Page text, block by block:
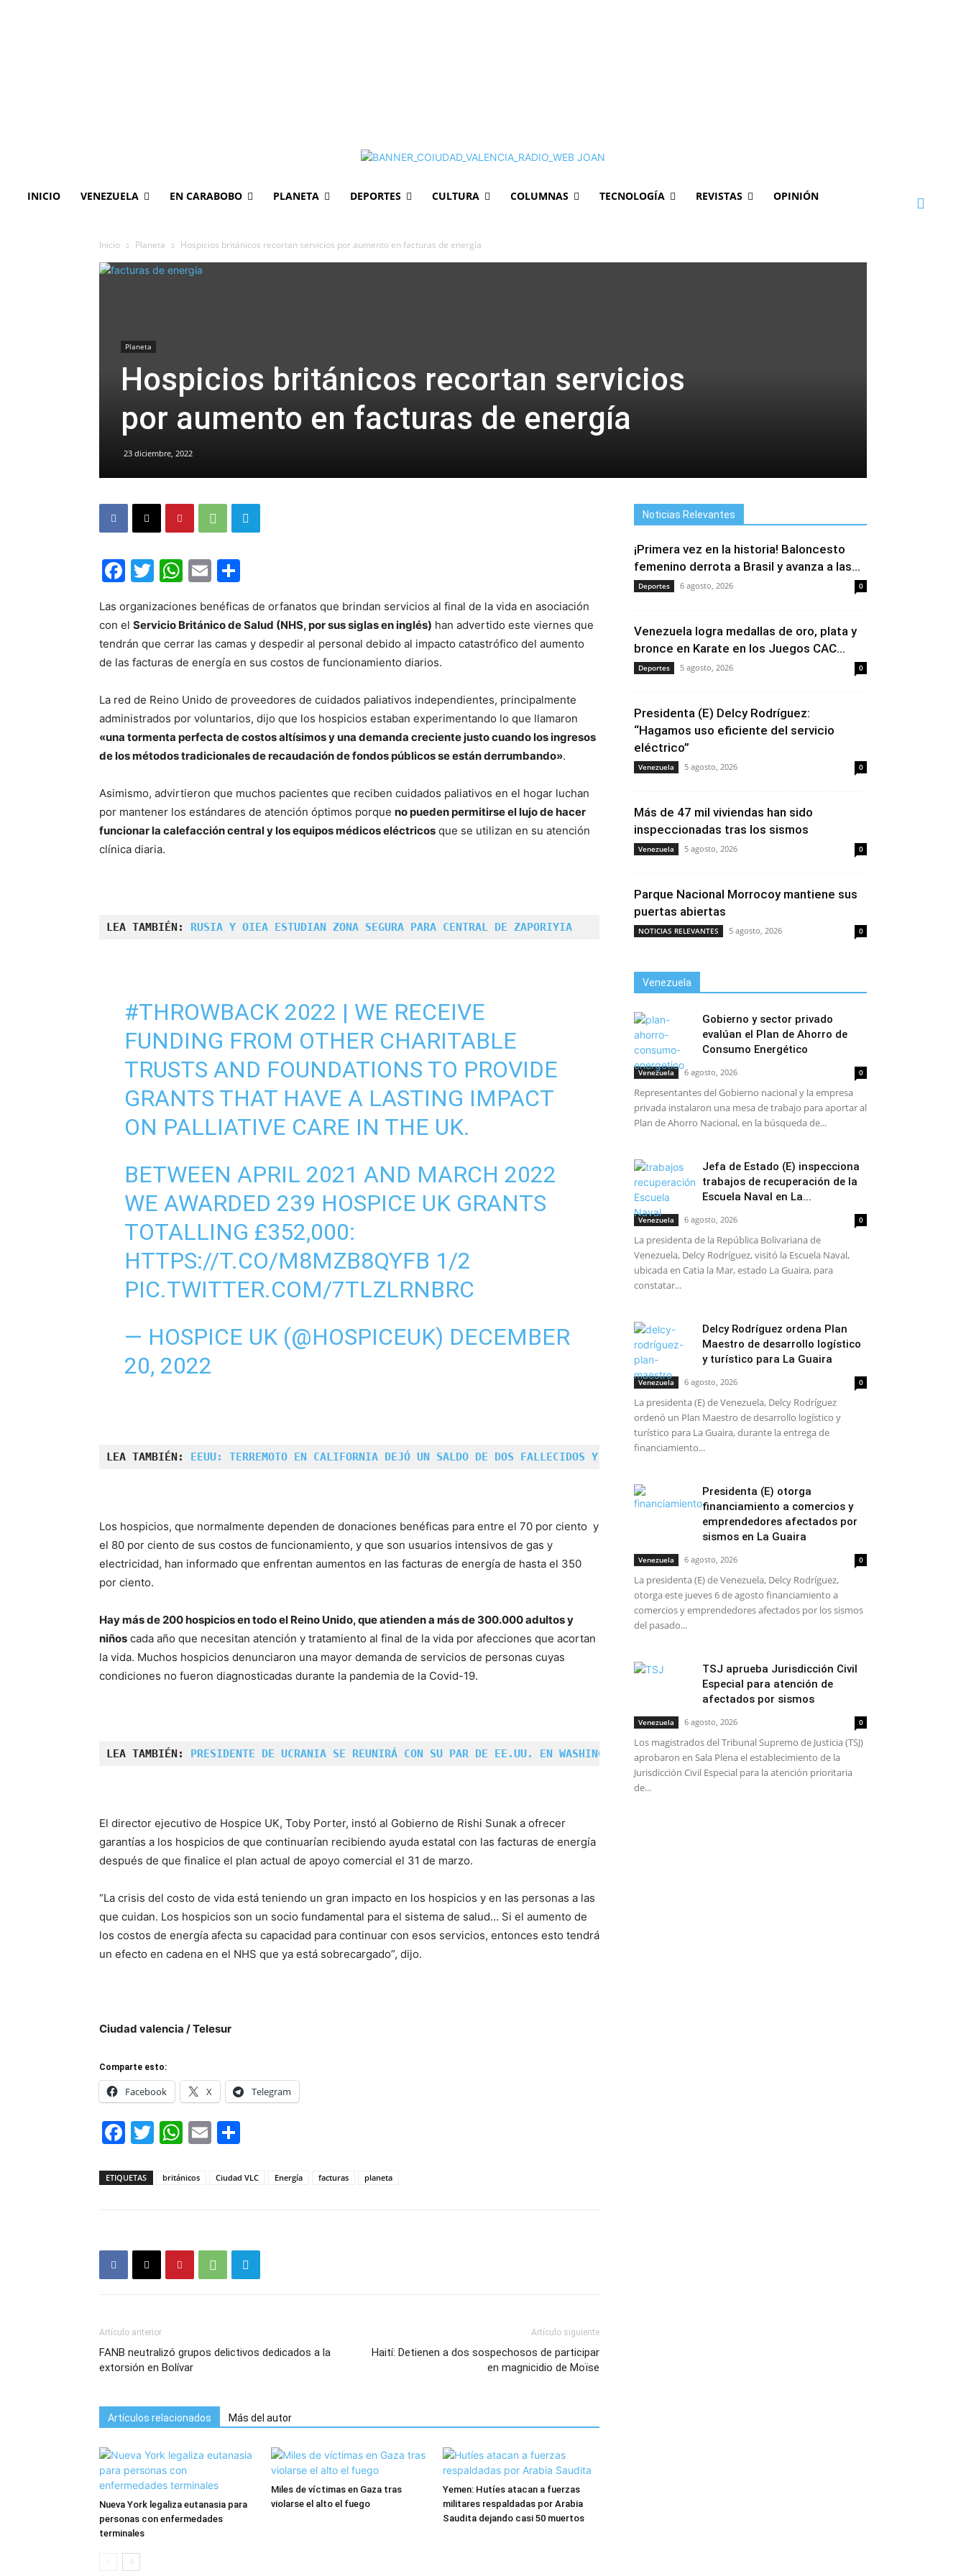
INICIO VENEZUELA EN CARABOBO PLANETA DEPORTES CULTURA COLUMNAS TECNOLOGÍA REVISTAS OPINIÓN
Inicio Planeta Hospicios británicos recortan servicios por aumento en facturas de energía
Planeta
Hospicios británicos recortan servicios
por aumento en facturas de energía
23 diciembre, 2022
Facebook
Twitter
WhatsApp
Email
Las organizaciones benéficas de orfanatos que brindan servicios al final de la vida en asociación
con el Servicio Británico de Salud (NHS, por sus siglas en inglés) han advertido este viernes que
tendrán que cerrar las camas y despedir al personal debido al impacto catastrófico del aumento
de las facturas de energía en sus costos de funcionamiento diarios.
La red de Reino Unido de proveedores de cuidados paliativos independientes, principalmente
administrados por voluntarios, dijo que los hospicios estaban experimentando lo que llamaron
«una tormenta perfecta de costos altísimos y una demanda creciente justo cuando los ingresos
de los métodos tradicionales de recaudación de fondos públicos se están derrumbando».
Asimismo, advirtieron que muchos pacientes que reciben cuidados paliativos en el hogar luchan
por mantener los estándares de atención óptimos porque no pueden permitirse el lujo de hacer
funcionar la calefacción central y los equipos médicos eléctricos que se utilizan en su atención
clínica diaria.
LEA TAMBIÉN: RUSIA Y OIEA ESTUDIAN ZONA SEGURA PARA CENTRAL DE ZAPORIYIA
#THROWBACK2022 | WE RECEIVE
FUNDING FROM OTHER CHARITABLE
TRUSTS AND FOUNDATIONS TO PROVIDE
GRANTS THAT HAVE A LASTING IMPACT
ON PALLIATIVE CARE IN THE UK.
BETWEEN APRIL 2021 AND MARCH 2022
WE AWARDED 239 HOSPICE UK GRANTS
TOTALLING £352,000:
HTTPS://T.CO/M8MZB8QYFB 1/2
PIC.TWITTER.COM/7TLZLRNBRC
— HOSPICE UK (@HOSPICEUK) DECEMBER
20, 2022
LEA TAMBIÉN: EEUU: TERREMOTO EN CALIFORNIA DEJÓ UN SALDO DE DOS FALLECIDOS Y 11 HERIDOS
Los hospicios, que normalmente dependen de donaciones benéficas para entre el 70 por ciento y
el 80 por ciento de sus costos de funcionamiento, y que son usuarios intensivos de gas y
electricidad, han informado que enfrentan aumentos en las facturas de energía de hasta el 350
por ciento.
Hay más de 200 hospicios en todo el Reino Unido, que atienden a más de 300.000 adultos y
niños cada año que necesitan atención y tratamiento al final de la vida por afecciones que acortan
la vida. Muchos hospicios denunciaron una mayor demanda de servicios de personas cuyas
condiciones no fueron diagnosticadas durante la pandemia de la Covid-19.
LEA TAMBIÉN: PRESIDENTE DE UCRANIA SE REUNIRÁ CON SU PAR DE EE.UU. EN WASHINGTON
El director ejecutivo de Hospice UK, Toby Porter, instó al Gobierno de Rishi Sunak a ofrecer
garantías a los hospicios de que continuarían recibiendo ayuda estatal con las facturas de energía
después de que finalice el plan actual de apoyo comercial el 31 de marzo.
“La crisis del costo de vida está teniendo un gran impacto en los hospicios y en las personas a las
que cuidan. Los hospicios son un socio fundamental para el sistema de salud… Si el aumento de
los costos de energía afecta su capacidad para continuar con esos servicios, entonces esto tendrá
un efecto en cadena en el NHS que ya está sobrecargado”, dijo.
Ciudad valencia / Telesur
Comparte esto:
Facebook X Telegram
Facebook
Twitter
WhatsApp
Email
ETIQUETAS británicos Ciudad VLC Energía facturas planeta
Artículo anterior
FANB neutralizó grupos delictivos dedicados a la
extorsión en Bolívar
Artículo siguiente
Haití: Detienen a dos sospechosos de participar
en magnicidio de Moïse
Artículos relacionados Más del autor
Nueva York legaliza eutanasia para
personas con enfermedades
terminales
Miles de víctimas en Gaza tras
violarse el alto el fuego
Yemen: Hutíes atacan a fuerzas
militares respaldadas por Arabia
Saudita dejando casi 50 muertos
Noticias Relevantes
¡Primera vez en la historia! Baloncesto
femenino derrota a Brasil y avanza a las...
Deportes 6 agosto, 2026 0
Venezuela logra medallas de oro, plata y
bronce en Karate en los Juegos CAC...
Deportes 5 agosto, 2026 0
Presidenta (E) Delcy Rodríguez:
“Hagamos uso eficiente del servicio
eléctrico”
Venezuela 5 agosto, 2026 0
Más de 47 mil viviendas han sido
inspeccionadas tras los sismos
Venezuela 5 agosto, 2026 0
Parque Nacional Morrocoy mantiene sus
puertas abiertas
NOTICIAS RELEVANTES 5 agosto, 2026 0
Venezuela
Gobierno y sector privado
evalúan el Plan de Ahorro de
Consumo Energético
Venezuela 6 agosto, 2026 0
Representantes del Gobierno nacional y la empresa
privada instalaron una mesa de trabajo para aportar al
Plan de Ahorro Nacional, en la búsqueda de...
Jefa de Estado (E) inspecciona
trabajos de recuperación de la
Escuela Naval en La...
Venezuela 6 agosto, 2026 0
La presidenta de la República Bolivariana de
Venezuela, Delcy Rodríguez, visitó la Escuela Naval,
ubicada en Catia la Mar, estado La Guaira, para
constatar...
Delcy Rodríguez ordena Plan
Maestro de desarrollo logístico
y turístico para La Guaira
Venezuela 6 agosto, 2026 0
La presidenta (E) de Venezuela, Delcy Rodríguez
ordenó un Plan Maestro de desarrollo logístico y
turístico para La Guaira, durante la entrega de
financiamiento...
Presidenta (E) otorga
financiamiento a comercios y
emprendedores afectados por
sismos en La Guaira
Venezuela 6 agosto, 2026 0
La presidenta (E) de Venezuela, Delcy Rodríguez,
otorga este jueves 6 de agosto financiamiento a
comercios y emprendedores afectados por los sismos
del pasado...
TSJ aprueba Jurisdicción Civil
Especial para atención de
afectados por sismos
Venezuela 6 agosto, 2026 0
Los magistrados del Tribunal Supremo de Justicia (TSJ)
aprobaron en Sala Plena el establecimiento de la
Jurisdicción Civil Especial para la atención prioritaria
de...